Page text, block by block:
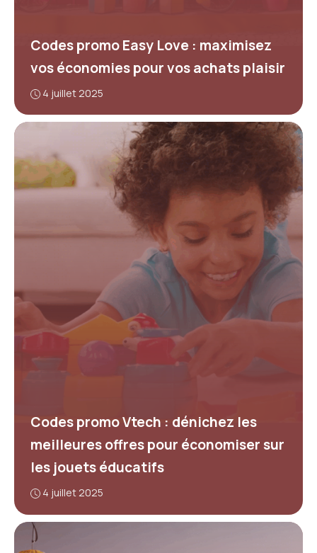
Codes promo Easy Love : maximisez
vos économies pour vos achats plaisir
4 juillet 2025
Codes promo Vtech : dénichez les
meilleures offres pour économiser sur
les jouets éducatifs
4 juillet 2025